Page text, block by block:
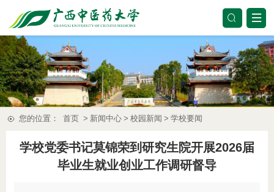
您的位置： 首页 > 新闻中心 > 校园新闻 > 学校要闻
学校党委书记莫锦荣到研究生院开展2026届
毕业生就业创业工作调研督导